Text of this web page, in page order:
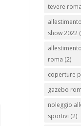
tevere roma
show 2022
roma (2)
coperture
gazebo
noleggio
sportivi (2)